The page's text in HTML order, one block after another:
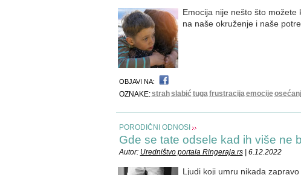
Emocija nije nešto što
na naše okruženje i naše
OBJAVI NA:
OZNAKE:strahslabić tugafrustracijaemocije
PORODIČNI ODNOSI
Gde se tate odsele kad ih više ne
Autor: Uredništvo portala Ringeraja.rs| 6.12.2022
Ljudi koji umru nikada zapravo